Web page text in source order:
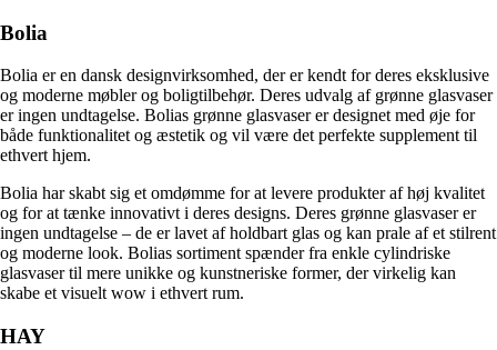
Bolia
Bolia er en dansk designvirksomhed, der er kendt for deres eksklusive
og moderne møbler og boligtilbehør. Deres udvalg af grønne glasvaser
er ingen undtagelse. Bolias grønne glasvaser er designet med øje for
både funktionalitet og æstetik og vil være det perfekte supplement til
ethvert hjem.
Bolia har skabt sig et omdømme for at levere produkter af høj kvalitet
og for at tænke innovativt i deres designs. Deres grønne glasvaser er
ingen undtagelse – de er lavet af holdbart glas og kan prale af et stilrent
og moderne look. Bolias sortiment spænder fra enkle cylindriske
glasvaser til mere unikke og kunstneriske former, der virkelig kan
skabe et visuelt wow i ethvert rum.
HAY